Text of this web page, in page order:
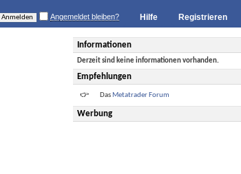
Registrieren
Hilfe
Angemeldet bleiben?
Informationen
Derzeit sind keine informationen vorhanden.
Empfehlungen
Das Metatrader Forum
Werbung